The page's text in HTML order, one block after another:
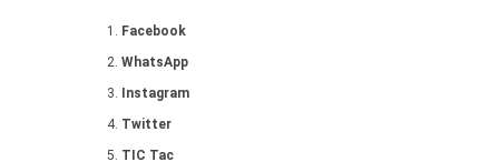
Facebook
WhatsApp
Instagram
Twitter
TIC Tac